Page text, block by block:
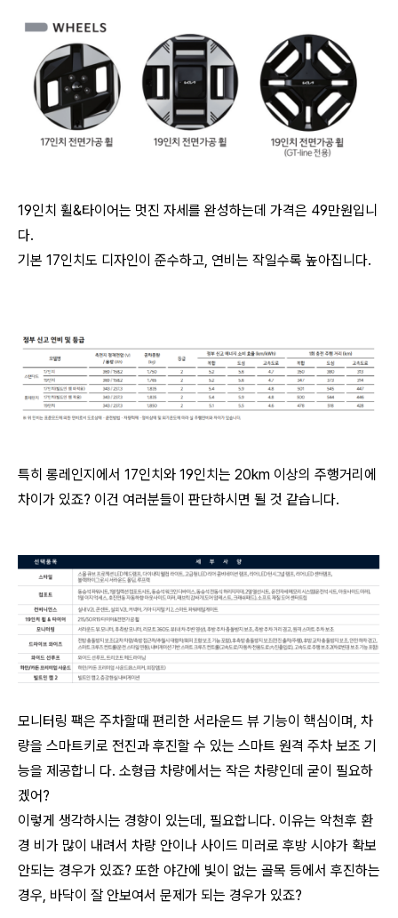
19인치 휠&타이어는 멋진 자세를 완성하는데 가격은 49만원입니
다.
기본 17인치도 디자인이 준수하고, 연비는 작일수록 높아집니다.
특히 롱레인지에서 17인치와 19인치는 20km 이상의 주행거리에
차이가 있죠? 이건 여러분들이 판단하시면 될 것 같습니다.
모니터링 팩은 주차할때 편리한 서라운드 뷰 기능이 핵심이며, 차
량을 스마트키로 전진과 후진할 수 있는 스마트 원격 주차 보조 기
능을 제공합니 다. 소형급 차량에서는 작은 차량인데 굳이 필요하
겠어?
이렇게 생각하시는 경향이 있는데, 필요합니다. 이유는 악천후 환
경 비가 많이 내려서 차량 안이나 사이드 미러로 후방 시야가 확보
안되는 경우가 있죠? 또한 야간에 빛이 없는 골목 등에서 후진하는
경우, 바닥이 잘 안보여서 문제가 되는 경우가 있죠?